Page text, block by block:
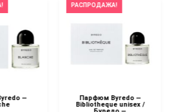
—
РАСПРОДАЖА!
Парфюм Byredo —
Bibliotheque unisex /